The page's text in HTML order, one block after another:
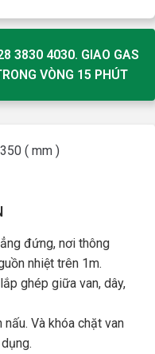
3830 4030. GIAO GAS
VÒNG 15 PHÚT
( mm )
đứng, nơi thông
nhiệt trên 1m.
ghép giữa van, dây,
Và khóa chặt van